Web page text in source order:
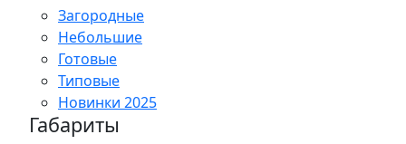
Загородные
Небольшие
Готовые
Типовые
Новинки 2025
Габариты